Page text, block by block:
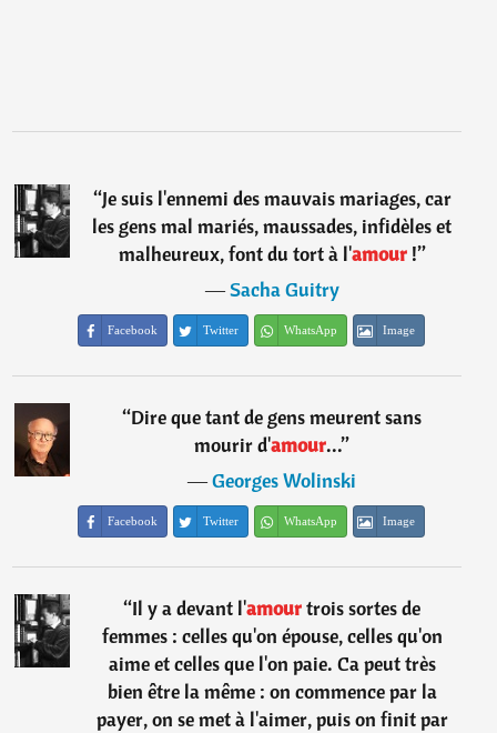
“Je suis l'ennemi des mauvais mariages, car
les gens mal mariés, maussades, infidèles et
malheureux, font du tort à l'amour!”
―Sacha Guitry
Facebook Twitter WhatsApp Image
“Dire que tant de gens meurent sans
mourir d'amour...”
―Georges Wolinski
Facebook Twitter WhatsApp Image
“Il y a devant l'amourtrois sortes de
femmes : celles qu'on épouse, celles qu'on
aime et celles que l'on paie. Ca peut très
bien être la même : on commence par la
payer, on se met à l'aimer, puis on finit par